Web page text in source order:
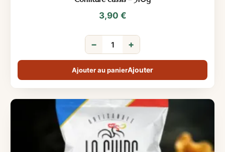
3,90 €
− +
Ajouter au panier